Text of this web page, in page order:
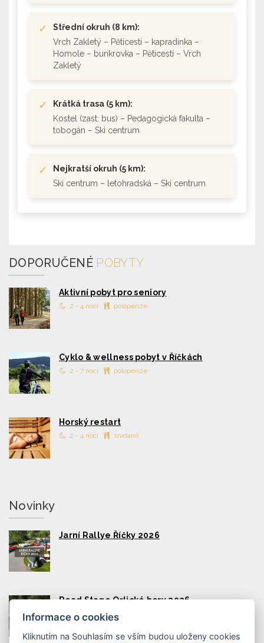
✓
Střední okruh (8 km):
Vrch Zakletý – Pěticestí – kapradinka –
Homole – bunkrovka – Pěticestí – Vrch
Zakletý
✓
Krátká trasa (5 km):
Kostel (zast. bus) – Pedagogická fakulta –
tobogán – Ski centrum
✓
Nejkratší okruh (5 km):
Ski centrum – letohradská – Ski centrum
DOPORUČENÉ POBYTY
Aktivní pobyt pro seniory
2 - 4 nocí polopenze
Cyklo & wellness pobyt v Říčkách
2 - 7 nocí polopenze
Horský restart
2 - 4 nocí snídaně
Novinky
Jarní Rallye Říčky 2026
Road Stage Orlické hory 2026
Informace o cookies
Kliknutím na Souhlasím se vším budou uloženy cookies